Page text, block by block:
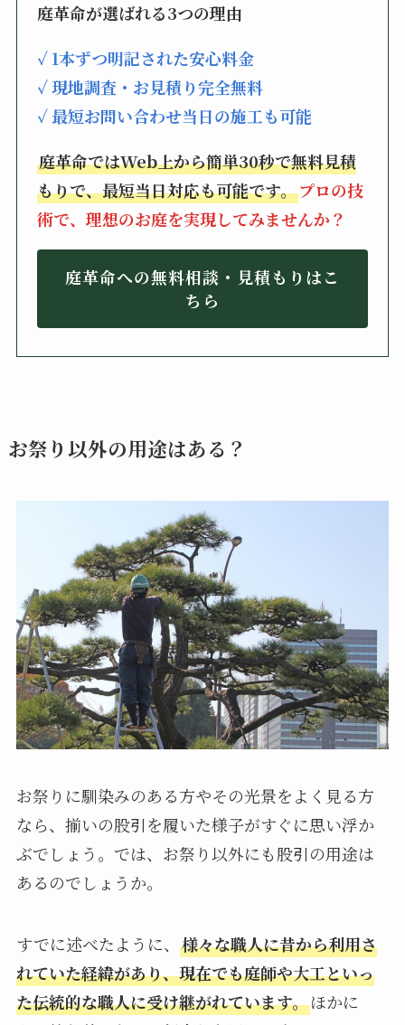
庭革命が選ばれる3つの理由
✓ 1本ずつ明記された安心料金
✓ 現地調査・お見積り完全無料
✓ 最短お問い合わせ当日の施工も可能
庭革命ではWeb上から簡単30秒で無料見積
もりで、最短当日対応も可能です。プロの技
術で、理想のお庭を実現してみませんか？
庭革命への無料相談・見積もりはこ
ちら
お祭り以外の用途はある？
お祭りに馴染みのある方やその光景をよく見る方
なら、揃いの股引を履いた様子がすぐに思い浮か
ぶでしょう。では、お祭り以外にも股引の用途は
あるのでしょうか。
すでに述べたように、 様々な職人に昔から利用さ
れていた経緯があり、現在でも庭師や大工といっ
た伝統的な職人に受け継がれています。ほかに